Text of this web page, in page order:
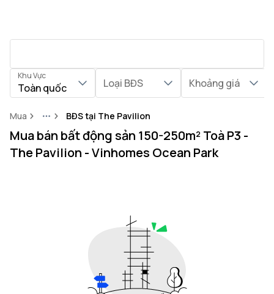
Khu Vực
Toàn quốc Loại BĐS Khoảng giá
Mua MoreBĐS tại The Pavilion
Mua bán bất động sản 150-250m² Toà P3 -
The Pavilion - Vinhomes Ocean Park